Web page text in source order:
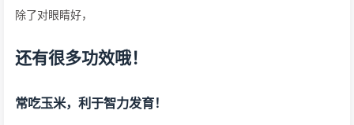
除了对眼睛好，
还有很多功效哦！
常吃玉米，利于智力发育！